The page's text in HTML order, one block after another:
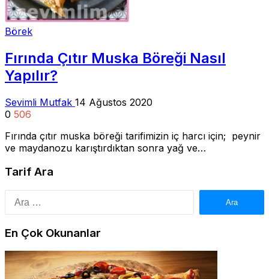
Börek
Fırında Çıtır Muska Böreği Nasıl
Yapılır?
Sevimli Mutfak 14 Ağustos 2020
0 506
Fırında çıtır muska böreği tarifimizin iç harcı için; peynir
ve maydanozu karıştırdıktan sonra yağ ve…
Tarif Ara
En Çok Okunanlar